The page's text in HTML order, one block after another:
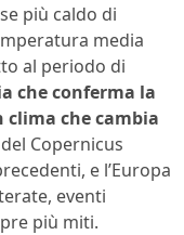
più caldo di
media
al periodo di
che conferma la
che cambia
Copernicus
e l’Europa
eventi
più miti.